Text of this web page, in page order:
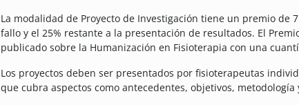
La modalidad de Proyecto de Investigación tiene un premio de
fallo y el 25% restante a la presentación de resultados. El
publicado sobre la Humanización en Fisioterapia con una
Los proyectos deben ser presentados por fisioterapeutas
que cubra aspectos como antecedentes, objetivos,